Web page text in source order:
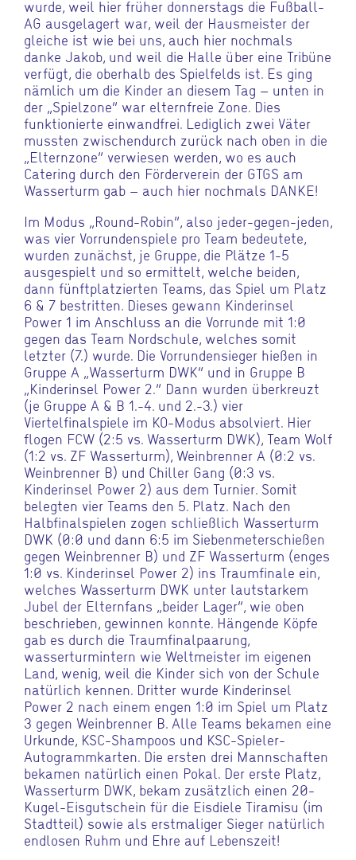
wurde, weil hier früher donnerstags die Fußball-
AG ausgelagert war, weil der Hausmeister der
gleiche ist wie bei uns, auch hier nochmals
danke Jakob, und weil die Halle über eine Tribüne
verfügt, die oberhalb des Spielfelds ist. Es ging
nämlich um die Kinder an diesem Tag – unten in
der „Spielzone“ war elternfreie Zone. Dies
funktionierte einwandfrei. Lediglich zwei Väter
mussten zwischendurch zurück nach oben in die
„Elternzone“ verwiesen werden, wo es auch
Catering durch den Förderverein der GTGS am
Wasserturm gab – auch hier nochmals DANKE!
Im Modus „Round-Robin“, also jeder-gegen-jeden,
was vier Vorrundenspiele pro Team bedeutete,
wurden zunächst, je Gruppe, die Plätze 1-5
ausgespielt und so ermittelt, welche beiden,
dann fünftplatzierten Teams, das Spiel um Platz
6 & 7 bestritten. Dieses gewann Kinderinsel
Power 1 im Anschluss an die Vorrunde mit 1:0
gegen das Team Nordschule, welches somit
letzter (7.) wurde. Die Vorrundensieger hießen in
Gruppe A „Wasserturm DWK“ und in Gruppe B
„Kinderinsel Power 2.“ Dann wurden überkreuzt
(je Gruppe A & B 1.-4. und 2.-3.) vier
Viertelfinalspiele im KO-Modus absolviert. Hier
flogen FCW (2:5 vs. Wasserturm DWK), Team Wolf
(1:2 vs. ZF Wasserturm), Weinbrenner A (0:2 vs.
Weinbrenner B) und Chiller Gang (0:3 vs.
Kinderinsel Power 2) aus dem Turnier. Somit
belegten vier Teams den 5. Platz. Nach den
Halbfinalspielen zogen schließlich Wasserturm
DWK (0:0 und dann 6:5 im Siebenmeterschießen
gegen Weinbrenner B) und ZF Wasserturm (enges
1:0 vs. Kinderinsel Power 2) ins Traumfinale ein,
welches Wasserturm DWK unter lautstarkem
Jubel der Elternfans „beider Lager“, wie oben
beschrieben, gewinnen konnte. Hängende Köpfe
gab es durch die Traumfinalpaarung,
wasserturmintern wie Weltmeister im eigenen
Land, wenig, weil die Kinder sich von der Schule
natürlich kennen. Dritter wurde Kinderinsel
Power 2 nach einem engen 1:0 im Spiel um Platz
3 gegen Weinbrenner B. Alle Teams bekamen eine
Urkunde, KSC-Shampoos und KSC-Spieler-
Autogrammkarten. Die ersten drei Mannschaften
bekamen natürlich einen Pokal. Der erste Platz,
Wasserturm DWK, bekam zusätzlich einen 20-
Kugel-Eisgutschein für die Eisdiele Tiramisu (im
Stadtteil) sowie als erstmaliger Sieger natürlich
endlosen Ruhm und Ehre auf Lebenszeit!